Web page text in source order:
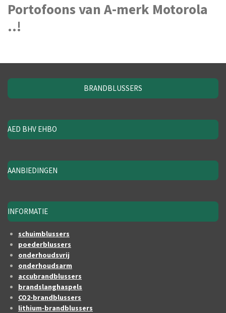
Portofoons van A-merk Motorola
..!
BRANDBLUSSERS
AED BHV EHBO
AANBIEDINGEN
INFORMATIE
schuimblussers
poederblussers
onderhoudsvrij
onderhoudsarm
accubrandblussers
brandslanghaspels
CO2-brandblussers
lithium-brandblussers